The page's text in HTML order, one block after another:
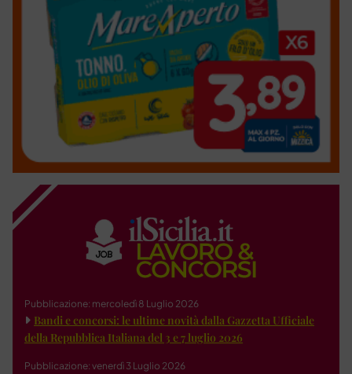
Pubblicazione: mercoledì 8 Luglio 2026
Bandi e concorsi: le ultime novità dalla Gazzetta Ufficiale
della Repubblica Italiana del 3 e 7 luglio 2026
Pubblicazione: venerdì 3 Luglio 2026